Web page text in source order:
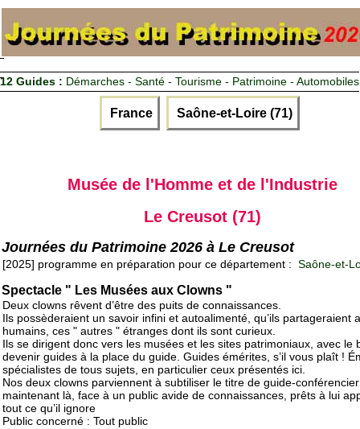
12 Guides : Démarches - Santé - Tourisme - Patrimoine - Automobiles
France Saône-et-Loire (71)
Musée de l'Homme et de l'Industrie
Le Creusot (71)
Journées du Patrimoine 2026 à Le Creusot
[2025] programme en préparation pour ce département : Saône-et-
Spectacle " Les Musées aux Clowns "
Deux clowns rêvent d’être des puits de connaissances.
Ils possèderaient un savoir infini et autoalimenté, qu’ils partageraient
humains, ces " autres " étranges dont ils sont curieux.
Ils se dirigent donc vers les musées et les sites patrimoniaux, avec le
devenir guides à la place du guide. Guides émérites, s’il vous plaît !
spécialistes de tous sujets, en particulier ceux présentés ici.
Nos deux clowns parviennent à subtiliser le titre de guide-
maintenant là, face à un public avide de connaissances, prêts à lui
tout ce qu’il ignore
Public concerné : Tout public